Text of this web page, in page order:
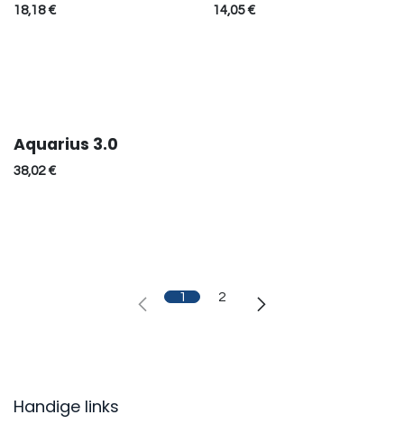
18,18€ 14,05€
Aquarius 3.0
38,02€
1 2
Handige links